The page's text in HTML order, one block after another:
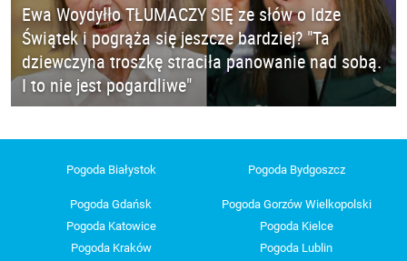
Ewa Woydyłło TŁUMACZY SIĘ ze słów o Idze
Świątek i pogrąża się jeszcze bardziej? "Ta
dziewczyna troszkę straciła panowanie nad sobą.
I to nie jest pogardliwe"
Pogoda Białystok Pogoda Bydgoszcz
Pogoda Gdańsk
Pogoda Gorzów Wielkopolski
Pogoda Katowice
Pogoda Kielce
Pogoda Kraków
Pogoda Lublin